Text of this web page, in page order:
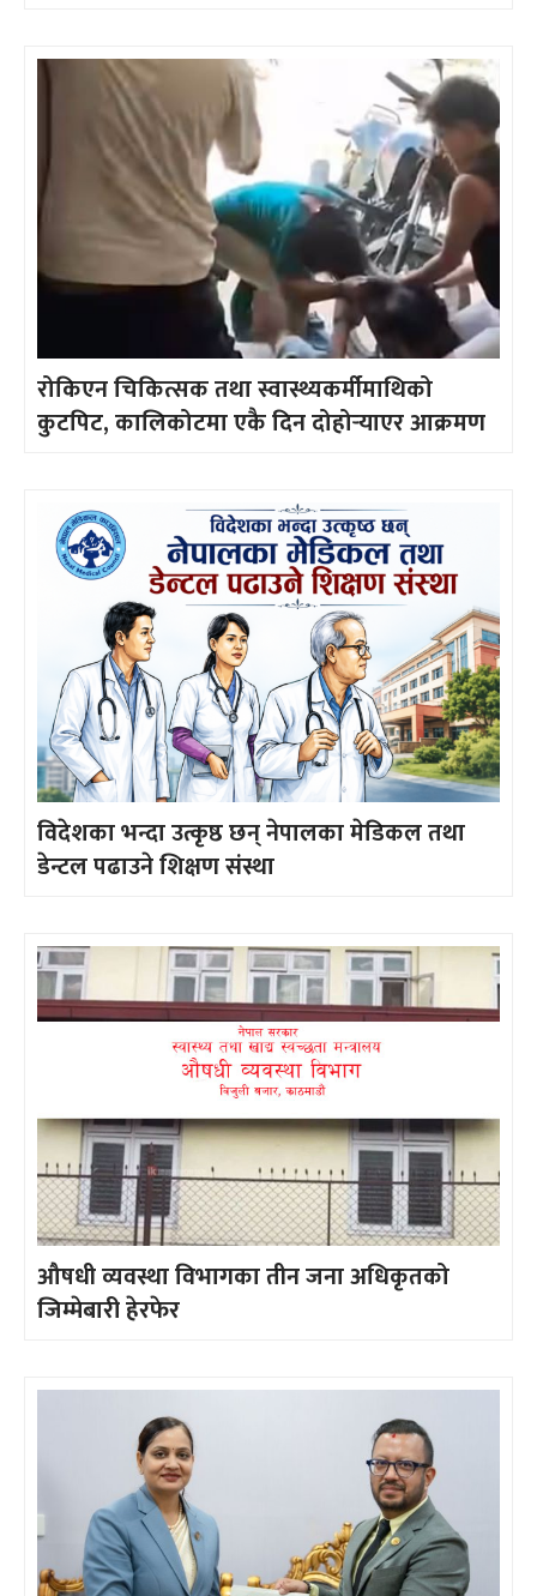
रोकिएन चिकित्सक तथा स्वास्थ्यकर्मीमाथिको
कुटपिट, कालिकोटमा एकै दिन दोहोर्‍याएर आक्रमण
विदेशका भन्दा उत्कृष्ठ छन् नेपालका मेडिकल तथा
डेन्टल पढाउने शिक्षण संस्था
औषधी व्यवस्था विभागका तीन जना अधिकृतको
जिम्मेबारी हेरफेर